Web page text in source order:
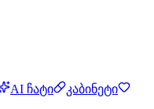
AI ჩატი
კაბინეტი